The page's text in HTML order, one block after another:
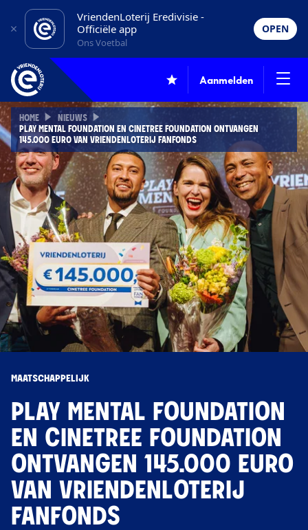
VriendenLoterij Eredivisie -
Officiële app
Ons Voetbal
OPEN
Aanmelden
HOME
NIEUWS
PLAY MENTAL FOUNDATION EN CINETREE FOUNDATION ONTVANGEN
145.000 EURO VAN VRIENDENLOTERIJ FANFONDS
MAATSCHAPPELIJK
PLAY MENTAL FOUNDATION
EN CINETREE FOUNDATION
ONTVANGEN 145.000 EURO
VAN VRIENDENLOTERIJ
FANFONDS